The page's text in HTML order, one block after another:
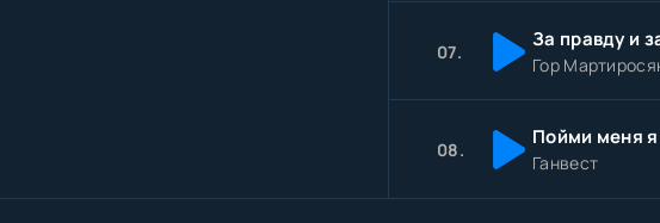
07. За правду и
Гор
08.
Ганвест